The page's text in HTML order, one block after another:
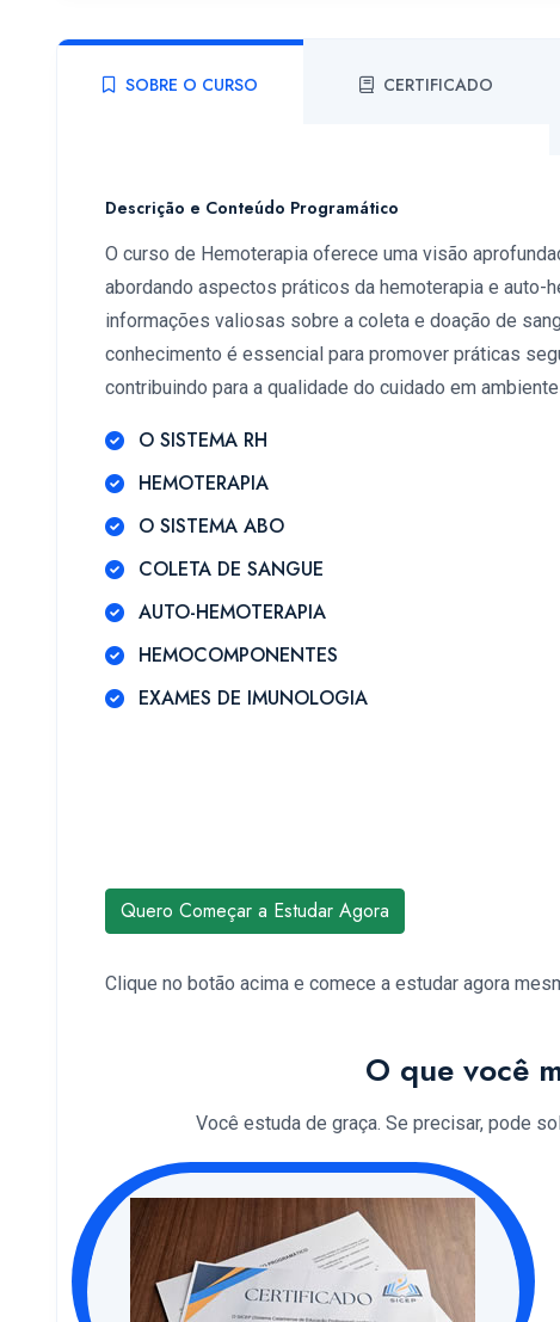
SOBRE O CURSO CERTIFICADO
Descrição e Conteúdo Programático
O curso de Hemoterapia oferece uma visão
abordando aspectos práticos da hemoterapia e auto-
informações valiosas sobre a coleta e doação de
conhecimento é essencial para promover práticas
contribuindo para a qualidade do cuidado em
O SISTEMA RH
HEMOTERAPIA
O SISTEMA ABO
COLETA DE SANGUE
AUTO-HEMOTERAPIA
HEMOCOMPONENTES
EXAMES DE IMUNOLOGIA
Quero Começar a Estudar Agora
Clique no botão acima e comece a estudar agora
O que você
Você estuda de graça. Se precisar, pode